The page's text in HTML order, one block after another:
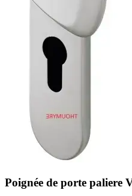
Poignée de porte paliere